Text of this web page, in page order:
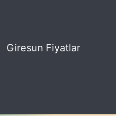
Giresun Fiyatlar